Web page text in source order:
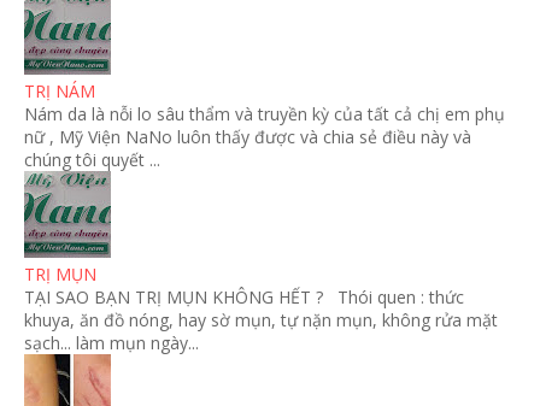
TRỊ NÁM
Nám da là nỗi lo sâu thẩm và truyền kỳ của tất cả chị em phụ
nữ , Mỹ Viện NaNo luôn thấy được và chia sẻ điều này và
chúng tôi quyết ...
TRỊ MỤN
TẠI SAO BẠN TRỊ MỤN KHÔNG HẾT ? Thói quen : thức
khuya, ăn đồ nóng, hay sờ mụn, tự nặn mụn, không rửa mặt
sạch... làm mụn ngày...